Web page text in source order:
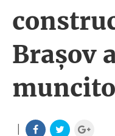
Brașov
|